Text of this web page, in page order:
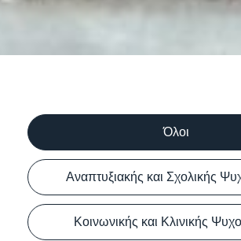
Όλοι
Αναπτυξιακής και Σχολικής
Κοινωνικής και Κλινικής